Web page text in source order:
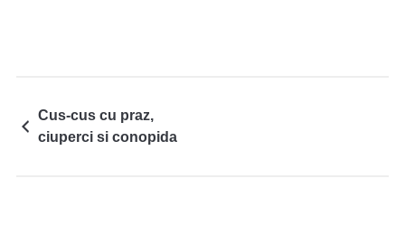
Cus-cus cu praz,
ciuperci si conopida